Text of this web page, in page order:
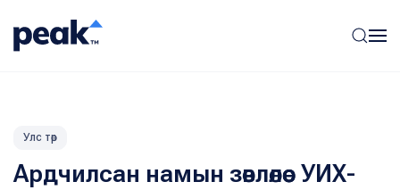
Улс төр
Ардчилсан намын зөвлөлөөс УИХ-